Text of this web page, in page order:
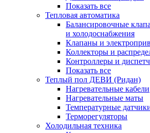
Показать все
Тепловая автоматика
Балансировочные
и холодоснабжения
Клапаны и
Коллекторы и
Контроллеры и
Показать все
Теплый пол ДЕВИ (Ридан)
Нагревательные кабели
Нагревательные маты
Температурные
Терморегуляторы
Холодильная техника